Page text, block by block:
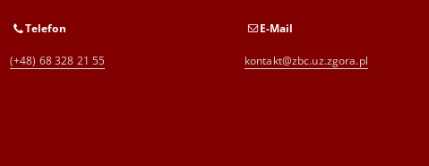
Telefon
(+48) 68 328 21 55
E-Mail
kontakt@zbc.uz.zgora.pl